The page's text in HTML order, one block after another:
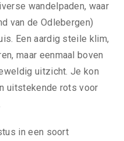
wandelpaden, waar
van de Odlebergen)
Een aardig steile klim,
maar eenmaal boven
uitzicht. Je kon
uitstekende rots voor
in een soort